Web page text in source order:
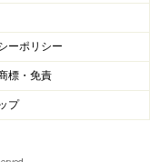
が行われます。
で展開
きます。つまりこ
レクトリ（フォル
開されます。 フ
ーポリシー
標・免責
プ